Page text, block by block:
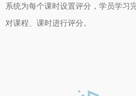
系统为每个课时设置评分，学员学习
对课程、课时进行评分。